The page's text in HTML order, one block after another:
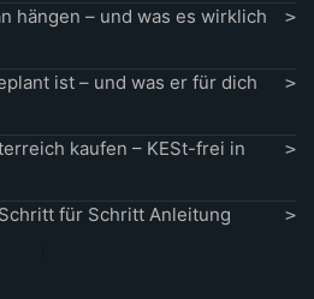
hängen – und was es wirklich
ist – und was er für dich
kaufen – KESt-frei in
für Schritt Anleitung